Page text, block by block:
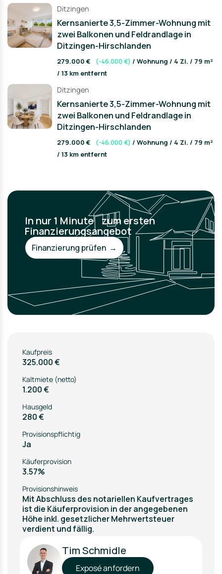
Ditzingen
Kernsanierte 3,5-Zimmer-Wohnung mit
zwei Balkonen und Feldrandlage in
Ditzingen-Hirschlanden
279.000 € (-46.000 €) / Wohnung / 4 Zi. / 79 m²
/ 13 km entfernt
Ditzingen
Kernsanierte 3,5-Zimmer-Wohnung mit
zwei Balkonen und Feldrandlage in
Ditzingen-Hirschlanden
279.000 € (-46.000 €) / Wohnung / 4 Zi. / 79 m²
/ 13 km entfernt
In nur 1 Minute zum ersten
Finanzierungsangebot
Finanzierung prüfen →
Kaufpreis
325.000 €
Kaltmiete (netto)
1.200 €
Hausgeld
280 €
Provisionspflichtig
Ja
Käuferprovision
3.57%
Provisionshinweis
Mit Abschluss des notariellen Kaufvertrages
ist die Käuferprovision in der angegebenen
Höhe inkl. gesetzlicher Mehrwertsteuer
verdient und fällig.
Tim Schmidle
Exposé anfordern